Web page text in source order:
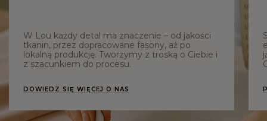
W Lou każdy detal ma znaczenie – od jakości
tkanin, przez dopracowane fasony, aż po
lokalną produkcję. Tworzymy z troską o Ciebie i
z szacunkiem do procesu.
DOWIEDZ SIĘ WIĘCEJ O NAS